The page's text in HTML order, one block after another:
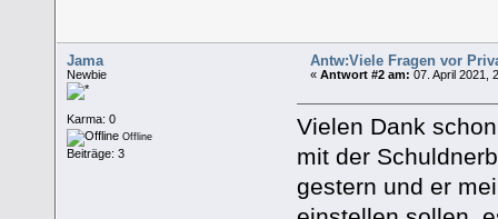
Jama
Newbie
Karma: 0
Offline
Beiträge: 3
Antw:Viele Fragen vor
«Antwort #2 am: 07. April 2021,
Vielen Dank
mit der
gestern und er